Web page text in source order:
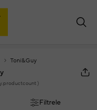
Toni&Guy
)
Filtrele